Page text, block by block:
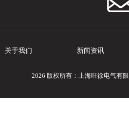
关于我们 新闻资讯
2026 版权所有：上海旺徐电气有